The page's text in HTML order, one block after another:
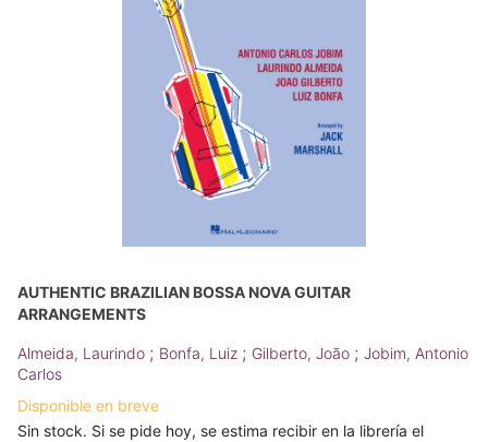
AUTHENTIC BRAZILIAN BOSSA NOVA GUITAR
ARRANGEMENTS
Almeida, Laurindo ; Bonfa, Luiz ; Gilberto, João ; Jobim, Antonio
Carlos
Disponible en breve
Sin stock. Si se pide hoy, se estima recibir en la librería el